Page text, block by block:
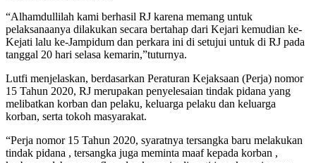
“Alhamdullilah kami berhasil RJ karena memang untuk
pelaksanaanya dilakukan secara bertahap dari Kejari kemudian ke-
Kejati lalu ke-Jampidum dan perkara ini di setujui untuk di RJ pada
tanggal 20 hari selasa kemarin,”tuturnya.
Lutfi menjelaskan, berdasarkan Peraturan Kejaksaan (Perja) nomor
15 Tahun 2020, RJ merupakan penyelesaian tindak pidana yang
melibatkan korban dan pelaku, keluarga pelaku dan keluarga
korban, serta tokoh masyarakat.
“Perja nomor 15 Tahun 2020, syaratnya tersangka baru melakukan
tindak pidana , tersangka juga meminta maaf kepada korban ,